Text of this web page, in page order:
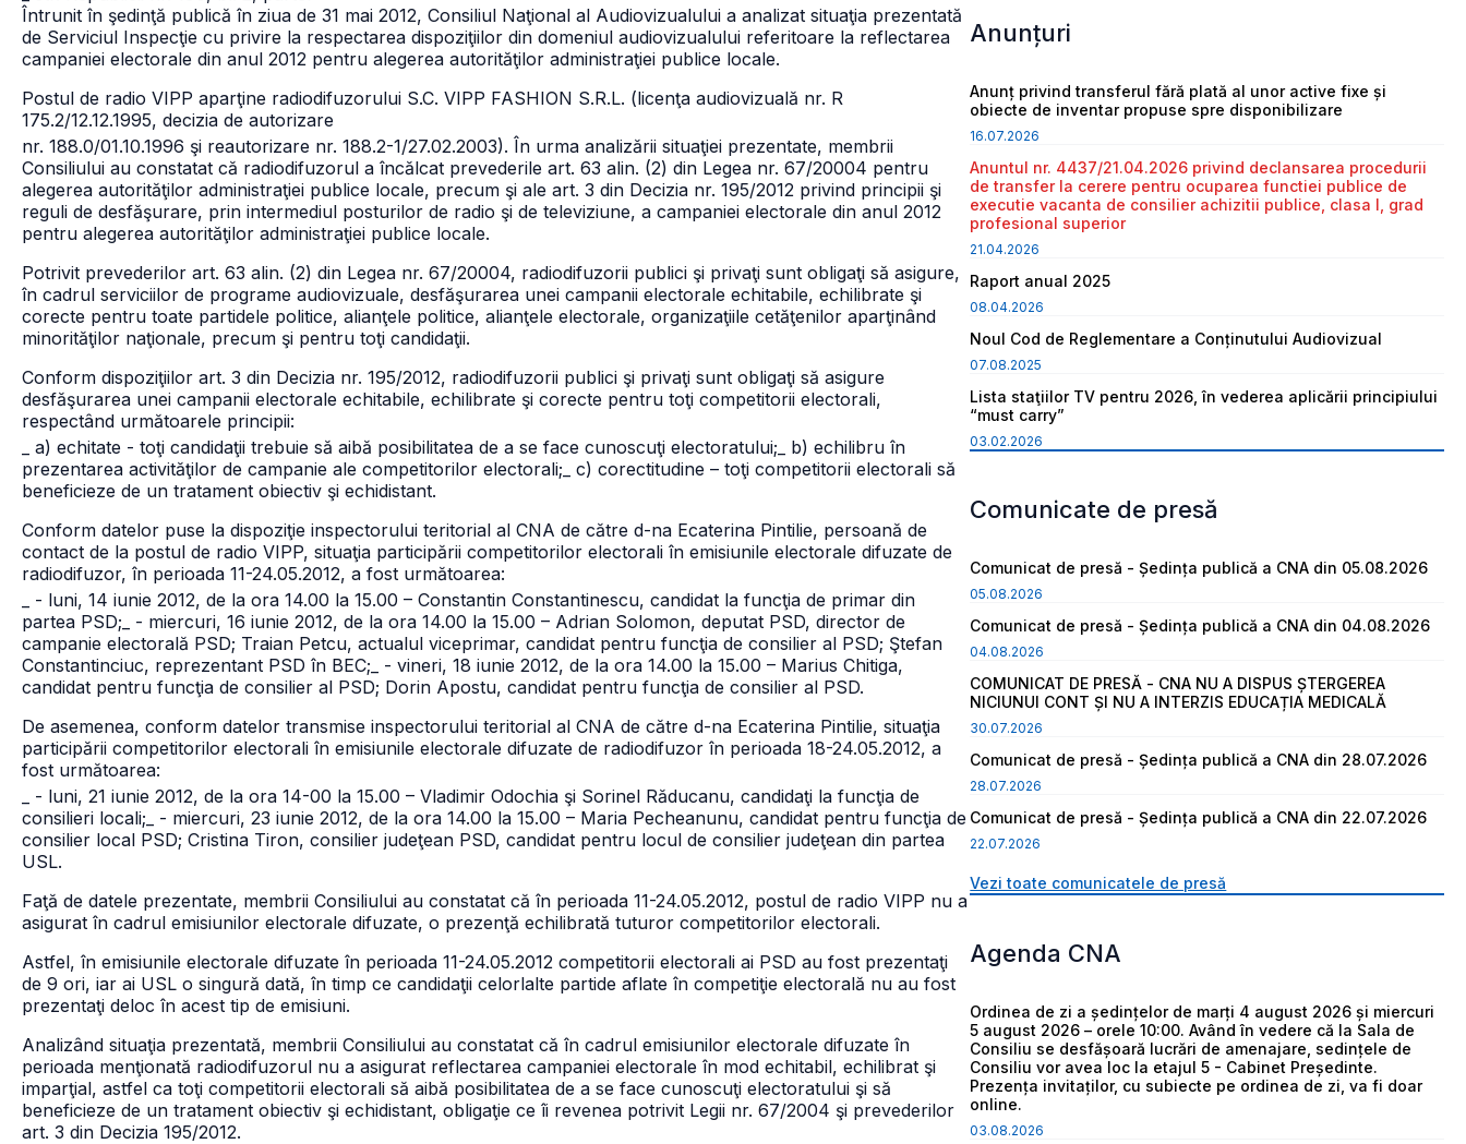
Întrunit în şedinţă publică în ziua de 31 mai 2012, Consiliul Naţional al Audiovizualului a analizat situaţia prezentată
de Serviciul Inspecţie cu privire la respectarea dispoziţiilor din domeniul audiovizualului referitoare la reflectarea
campaniei electorale din anul 2012 pentru alegerea autorităţilor administraţiei publice locale.
Postul de radio VIPP aparţine radiodifuzorului S.C. VIPP FASHION S.R.L. (licenţa audiovizuală nr. R
175.2/12.12.1995, decizia de autorizare
nr. 188.0/01.10.1996 şi reautorizare nr. 188.2-1/27.02.2003). În urma analizării situaţiei prezentate, membrii
Consiliului au constatat că radiodifuzorul a încălcat prevederile art. 63 alin. (2) din Legea nr. 67/20004 pentru
alegerea autorităţilor administraţiei publice locale, precum şi ale art. 3 din Decizia nr. 195/2012 privind principii şi
reguli de desfăşurare, prin intermediul posturilor de radio şi de televiziune, a campaniei electorale din anul 2012
pentru alegerea autorităţilor administraţiei publice locale.
Potrivit prevederilor art. 63 alin. (2) din Legea nr. 67/20004, radiodifuzorii publici şi privaţi sunt obligaţi să asigure,
în cadrul serviciilor de programe audiovizuale, desfăşurarea unei campanii electorale echitabile, echilibrate şi
corecte pentru toate partidele politice, alianţele politice, alianţele electorale, organizaţiile cetăţenilor aparţinând
minorităţilor naţionale, precum şi pentru toţi candidaţii.
Conform dispoziţiilor art. 3 din Decizia nr. 195/2012, radiodifuzorii publici şi privaţi sunt obligaţi să asigure
desfăşurarea unei campanii electorale echitabile, echilibrate şi corecte pentru toţi competitorii electorali,
respectând următoarele principii:
_ a) echitate - toţi candidaţii trebuie să aibă posibilitatea de a se face cunoscuţi electoratului; _ b) echilibru în
prezentarea activităţilor de campanie ale competitorilor electorali; _ c) corectitudine – toţi competitorii electorali să
beneficieze de un tratament obiectiv şi echidistant.
Conform datelor puse la dispoziţie inspectorului teritorial al CNA de către d-na Ecaterina Pintilie, persoană de
contact de la postul de radio VIPP, situaţia participării competitorilor electorali în emisiunile electorale difuzate de
radiodifuzor, în perioada 11-24.05.2012, a fost următoarea:
_ - luni, 14 iunie 2012, de la ora 14.00 la 15.00 – Constantin Constantinescu, candidat la funcţia de primar din
partea PSD; _ - miercuri, 16 iunie 2012, de la ora 14.00 la 15.00 – Adrian Solomon, deputat PSD, director de
campanie electorală PSD; Traian Petcu, actualul viceprimar, candidat pentru funcţia de consilier al PSD; Ştefan
Constantinciuc, reprezentant PSD în BEC; _ - vineri, 18 iunie 2012, de la ora 14.00 la 15.00 – Marius Chitiga,
candidat pentru funcţia de consilier al PSD; Dorin Apostu, candidat pentru funcţia de consilier al PSD.
De asemenea, conform datelor transmise inspectorului teritorial al CNA de către d-na Ecaterina Pintilie, situaţia
participării competitorilor electorali în emisiunile electorale difuzate de radiodifuzor în perioada 18-24.05.2012, a
fost următoarea:
_ - luni, 21 iunie 2012, de la ora 14-00 la 15.00 – Vladimir Odochia şi Sorinel Răducanu, candidaţi la funcţia de
consilieri locali; _ - miercuri, 23 iunie 2012, de la ora 14.00 la 15.00 – Maria Pecheanunu, candidat pentru funcţia de
consilier local PSD; Cristina Tiron, consilier judeţean PSD, candidat pentru locul de consilier judeţean din partea
USL.
Faţă de datele prezentate, membrii Consiliului au constatat că în perioada 11-24.05.2012, postul de radio VIPP nu a
asigurat în cadrul emisiunilor electorale difuzate, o prezenţă echilibrată tuturor competitorilor electorali.
Astfel, în emisiunile electorale difuzate în perioada 11-24.05.2012 competitorii electorali ai PSD au fost prezentaţi
de 9 ori, iar ai USL o singură dată, în timp ce candidaţii celorlalte partide aflate în competiţie electorală nu au fost
prezentaţi deloc în acest tip de emisiuni.
Analizând situaţia prezentată, membrii Consiliului au constatat că în cadrul emisiunilor electorale difuzate în
perioada menţionată radiodifuzorul nu a asigurat reflectarea campaniei electorale în mod echitabil, echilibrat şi
imparţial, astfel ca toţi competitorii electorali să aibă posibilitatea de a se face cunoscuţi electoratului şi să
beneficieze de un tratament obiectiv şi echidistant, obligaţie ce îi revenea potrivit Legii nr. 67/2004 şi prevederilor
art. 3 din Decizia 195/2012.
Anunțuri
Anunț privind transferul fără plată al unor active fixe și
obiecte de inventar propuse spre disponibilizare
16.07.2026
Anuntul nr. 4437/21.04.2026 privind declansarea procedurii
de transfer la cerere pentru ocuparea functiei publice de
executie vacanta de consilier achizitii publice, clasa I, grad
profesional superior
21.04.2026
Raport anual 2025
08.04.2026
Noul Cod de Reglementare a Conținutului Audiovizual
07.08.2025
Lista staţiilor TV pentru 2026, în vederea aplicării principiului
“must carry”
03.02.2026
Comunicate de presă
Comunicat de presă - Ședința publică a CNA din 05.08.2026
05.08.2026
Comunicat de presă - Ședința publică a CNA din 04.08.2026
04.08.2026
COMUNICAT DE PRESĂ - CNA NU A DISPUS ȘTERGEREA
NICIUNUI CONT ȘI NU A INTERZIS EDUCAȚIA MEDICALĂ
30.07.2026
Comunicat de presă - Ședința publică a CNA din 28.07.2026
28.07.2026
Comunicat de presă - Ședința publică a CNA din 22.07.2026
22.07.2026
Vezi toate comunicatele de presă
Agenda CNA
Ordinea de zi a ședințelor de marți 4 august 2026 și miercuri
5 august 2026 – orele 10:00. Având în vedere că la Sala de
Consiliu se desfășoară lucrări de amenajare, sedințele de
Consiliu vor avea loc la etajul 5 - Cabinet Președinte.
Prezența invitaților, cu subiecte pe ordinea de zi, va fi doar
online.
03.08.2026